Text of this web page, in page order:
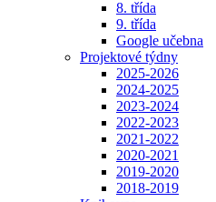
8. třída
9. třída
Google učebna
Projektové týdny
2025-2026
2024-2025
2023-2024
2022-2023
2021-2022
2020-2021
2019-2020
2018-2019